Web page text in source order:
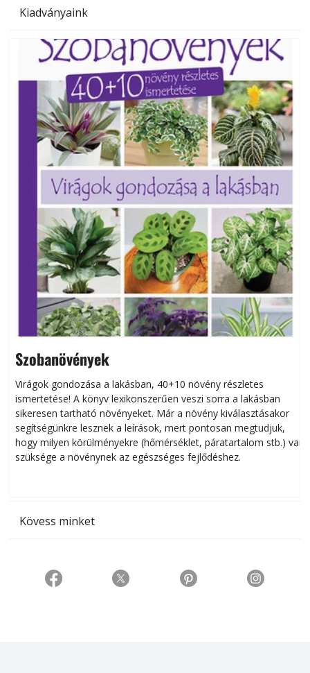
Kiadványaink
Szobanövények
Virágok gondozása a lakásban, 40+10 növény részletes
ismertetése! A könyv lexikonszerűen veszi sorra a lakásban
sikeresen tart­ha­tó növényeket. Már a növény kiválasztásakor
segítségünkre lesznek a leírások, mert pontosan megtudjuk,
hogy milyen körülményekre (hőmérséklet, páratartalom stb.) van
szüksége a növénynek az egészséges fejlődéshez.
Kövess minket